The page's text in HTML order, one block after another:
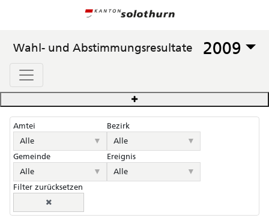
Wahl- und Abstimmungsresultate 2009
Amtei
Alle
▼
Bezirk
Alle
▼
Gemeinde
Alle
▼
Ereignis
Alle
▼
Filter zurücksetzen